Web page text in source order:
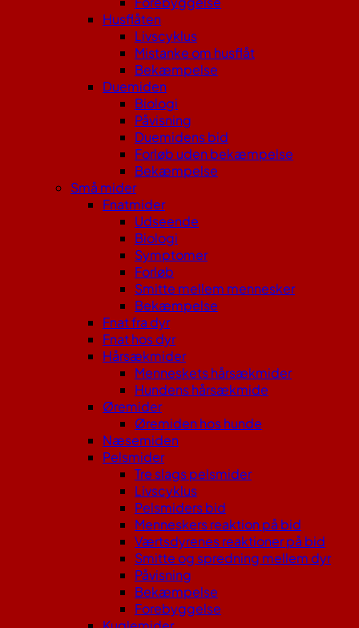
Husflåten
Livscyklus
Mistanke om husflåt
Bekæmpelse
Duemiden
Biologi
Påvisning
Duemidens bid
Forløb uden bekæmpelse
Bekæmpelse
Små mider
Fnatmider
Udseende
Biologi
Symptomer
Forløb
Smitte mellem mennesker
Bekæmpelse
Fnat fra dyr
Fnat hos dyr
Hårsækmider
Menneskets hårsækmider
Hundens hårsækmide
Øremider
Øremiden hos hunde
Næsemiden
Pelsmider
Tre slags pelsmider
Livscyklus
Pelsmiders bid
Menneskers reaktion på bid
Værtsdyrenes reaktioner på bid
Smitte og spredning mellem dyr
Påvisning
Bekæmpelse
Forebyggelse